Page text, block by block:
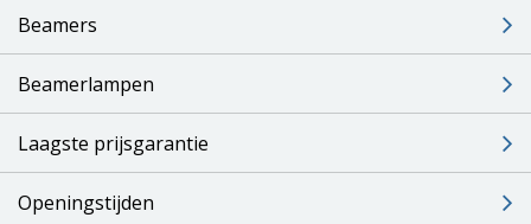
Beamers
Beamerlampen
Laagste prijsgarantie
Openingstijden